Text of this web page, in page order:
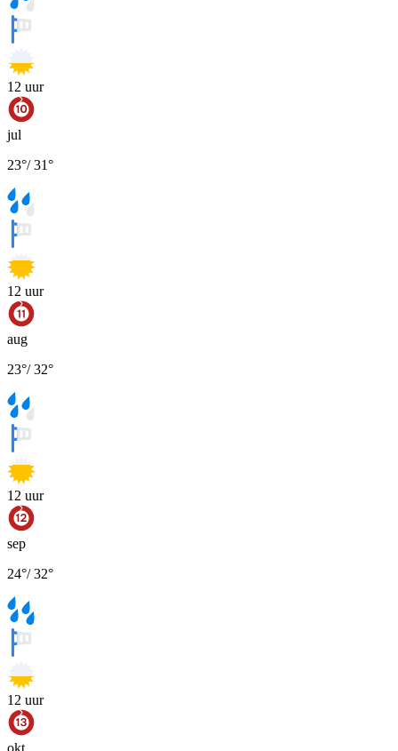
12 uur
jul
23°/31°
12 uur
aug
23°/32°
12 uur
sep
24°/32°
12 uur
okt